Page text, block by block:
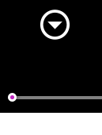
بازسازی و نوسازی
خانه توسط...